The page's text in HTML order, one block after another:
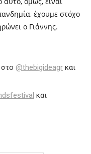
έχουμε στόχο
ο Γιάννης.
@thebigideagr και
και